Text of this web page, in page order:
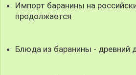
Импорт баранины на
продолжается
Блюда из баранины - древний